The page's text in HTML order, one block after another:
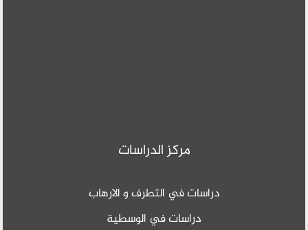
مركز الدراسات
دراسات في التطرف و الارهاب
دراسات في الوسطية